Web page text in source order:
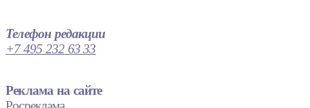
Телефон редакции
+7 495 232 63 33
Реклама на сайте